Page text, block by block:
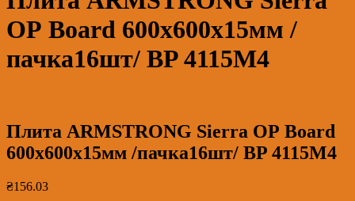
ОР Board 600х600х15мм /
пачка16шт/ BP 4115M4
Плита ARMSTRONG Sierra ОР Board
600х600х15мм /пачка16шт/ BP 4115M4
₴156.03